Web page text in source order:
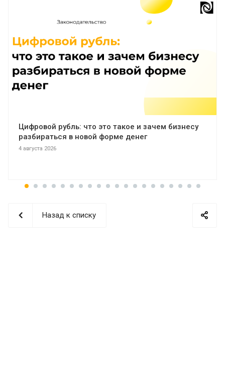
Цифровой рубль: что это такое и зачем бизнесу
разбираться в новой форме денег
4 августа 2026
Назад к списку